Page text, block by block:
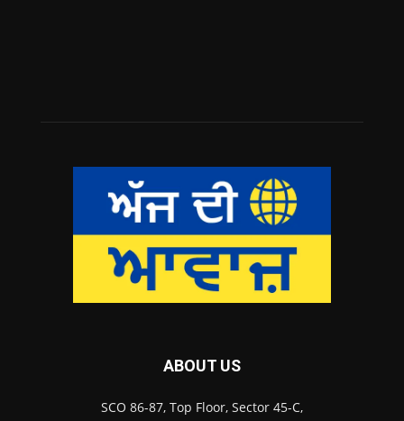
ABOUT US
SCO 86-87, Top Floor, Sector 45-C,